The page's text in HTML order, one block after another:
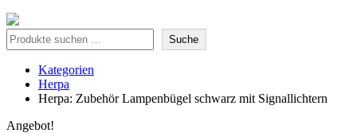
Suche Suche
Kategorien
Herpa
Herpa: Zubehör Lampenbügel schwarz mit Signallichtern
Angebot!